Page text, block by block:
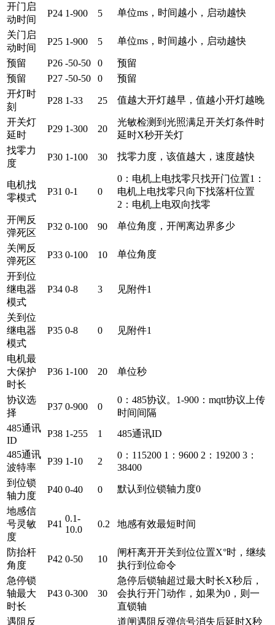
开门启
动时间
P24 1-900 5 单位ms，时间越小，启动越快
关门启
动时间
P25 1-900 5 单位ms，时间越小，启动越快
预留 P26 -50-50 0
预留
预留
P27 -50-50 0
预留
开灯时
刻
P28 1-33 25 值越大开灯越早，值越小开灯越晚
开关灯
延时
P29 1-300 20
光敏检测到光照满足开关灯条件时
延时X秒开关灯
找零力
度
P30 1-100 30 找零力度，该值越大，速度越快
电机找
零模式
P31 0-1 0
0：电机上电找零只找开门位置1：
电机上电找零只向下找落杆位置
2：电机上电双向找零
开闸反
弹死区
P32 0-100 90 单位角度，开闸离边界多少
关闸反
弹死区
P33 0-100 10 单位角度
开到位
继电器
模式
P34 0-8 3 见附件1
关到位
继电器
模式
P35 0-8 0 见附件1
电机最
大保护
时长
P36 1-100 20 单位秒
协议选
择
P37 0-900 0
0：485协议。1-900：mqtt协议上传
时间间隔
485通讯
ID
P38 1-255 1
485通讯ID
485通讯
波特率
P39 1-10 2
0：115200 1：9600 2：19200 3：
38400
到位锁
轴力度
P40 0-40 0 默认到位锁轴力度0
地感信
号灵敏
度
P41
0.1-
10.0
0.2 地感有效最短时间
防抬杆
角度
P42 0-50 10
闸杆离开开关到位位置X°时，继续
执行到位命令
急停锁
轴最大
时长
P43 0-300 30
急停后锁轴超过最大时长X秒后，
会执行开门动作，如果为0，则一
直锁轴
遇阻反
道闸遇阻反弹信号消失后延时X秒